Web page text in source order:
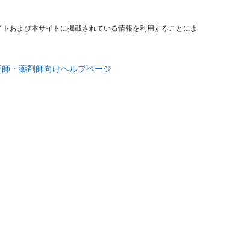
および本サイトに掲載されている情報を利用することによ
師・薬剤師向けヘルプページ